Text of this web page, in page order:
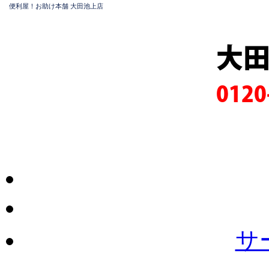
便利屋！お助け本舗 大田池上店
大
サ